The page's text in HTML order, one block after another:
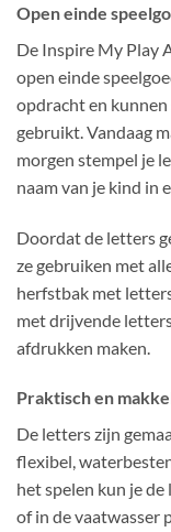
Open einde
De Inspire My Play
open einde
opdracht en
gebruikt. Vandaag
morgen stempel je
naam van je kind in
Doordat de letters
ze gebruiken met
herfstbak met
met drijvende
afdrukken maken.
Praktisch en
De letters zijn
flexibel,
het spelen kun je
of in de vaatwasser